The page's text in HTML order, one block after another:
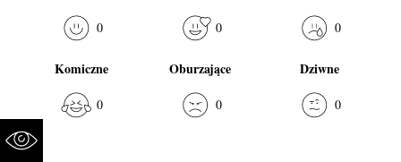
0 0 0
Komiczne
0
Oburzające
0
Dziwne
0